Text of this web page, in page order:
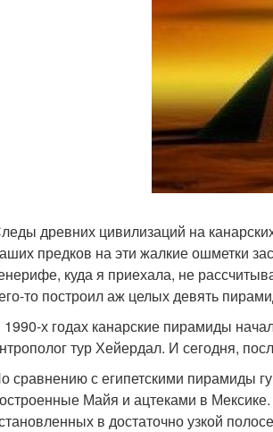
древних цивилизаций на
предков на эти жалкие ошметки
куда я приехала, не
то построил аж целых девять
1990-х годах канарские пирамиды
тур Хейердал. И сегодня,
сравнению с египетскими пирамиды
Майя и ацтеками в
в достаточно узкой